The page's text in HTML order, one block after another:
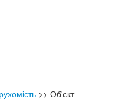
>> Об'єкт